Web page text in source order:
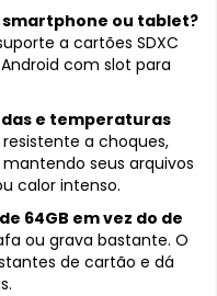
smartphone ou tablet?
a cartões SDXC
com slot para
e temperaturas
resistente a choques,
seus arquivos
calor intenso.
64GB em vez do de
ou grava bastante. O
de cartão e dá